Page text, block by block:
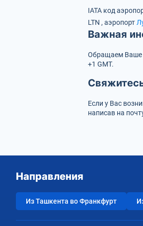
IATA код
LTN , аэропорт
Важная
Обращаем Ваше
+1 GMT.
Если у Вас
написав на
Направления
Из Ташкента во Франкфурт